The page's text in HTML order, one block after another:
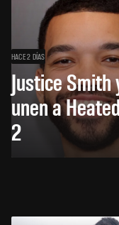
HACE 2 DÍAS
Justice Smith
unen a
2